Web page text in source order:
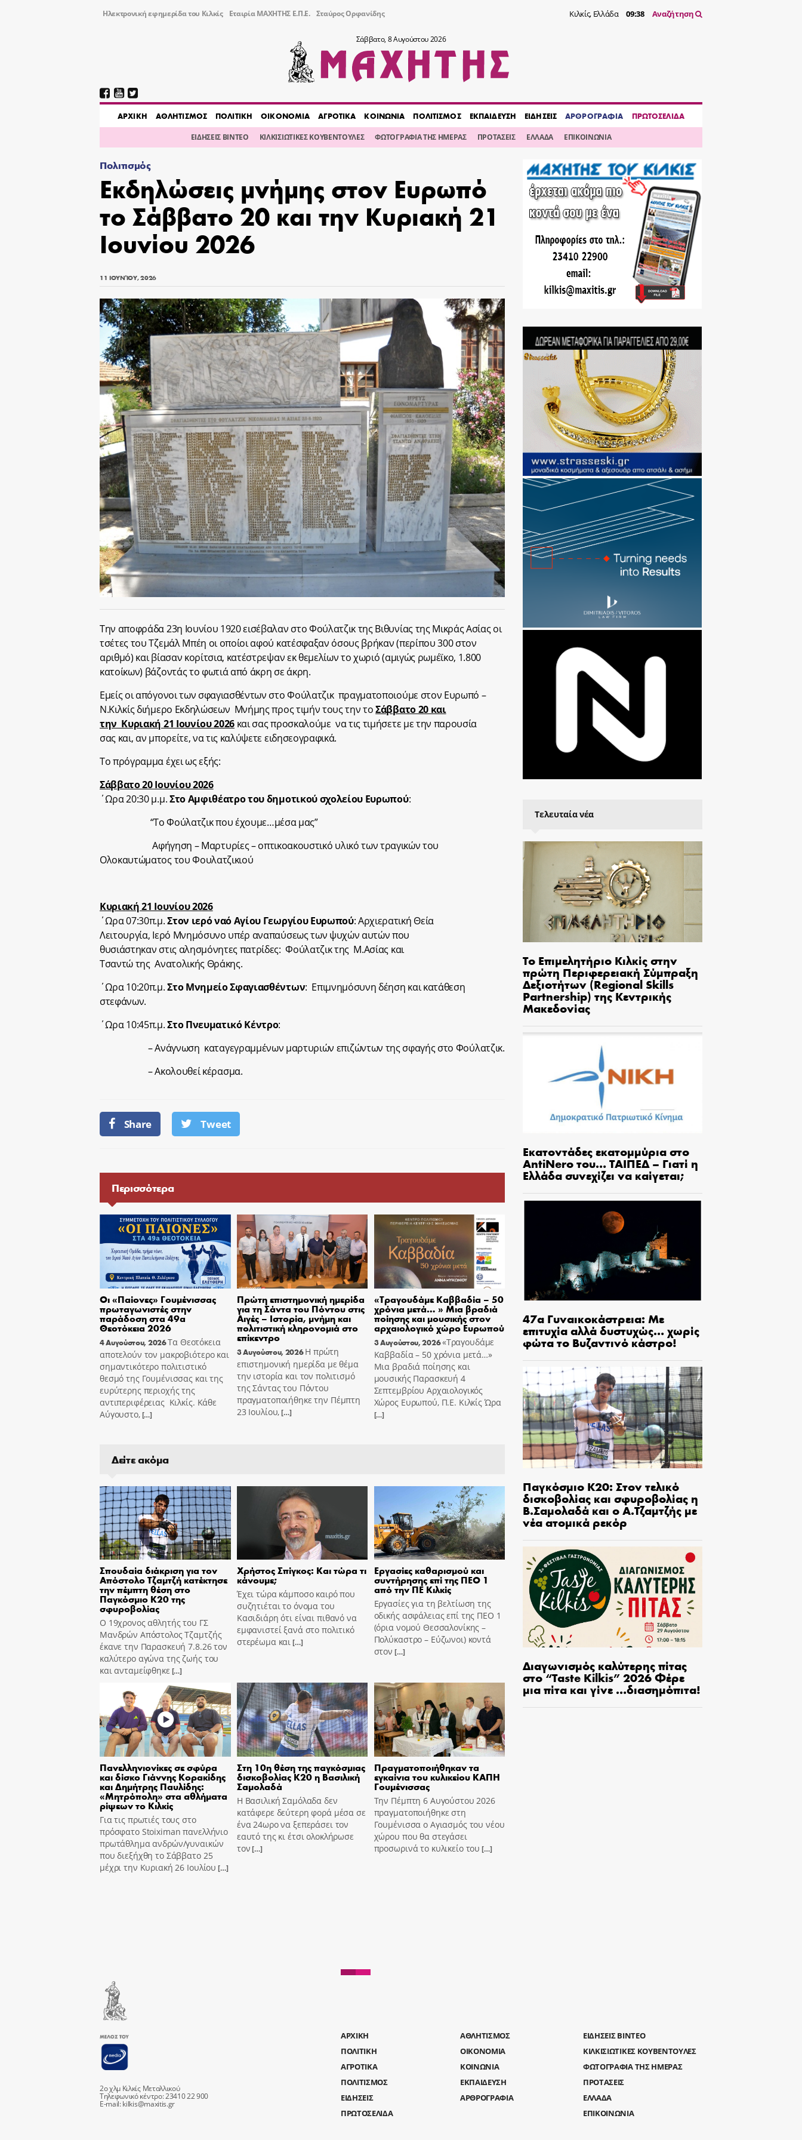
Ηλεκτρονική εφημερίδα του Κιλκίς Εταιρία ΜΑΧΗΤΗΣ Ε.Π.Ε. Σταύρος Ορφανίδης Κιλκίς, Ελλάδα 09:38 Αναζήτηση
Σάββατο, 8 Αυγούστου 2026
AΡΧΙΚΗ ΑΘΛΗΤΙΣΜΟΣ ΠΟΛΙΤΙΚΗ ΟΙΚΟΝΟΜΙΑ ΑΓΡΟΤΙΚΑ ΚΟΙΝΩΝΙΑ ΠΟΛΙΤΙΣΜΟΣ ΕΚΠΑΙΔΕΥΣΗ ΕΙΔΗΣΕΙΣ ΑΡΘΡΟΓΡΑΦΙΑ ΠΡΩΤΟΣΕΛΙΔΑ
ΕΙΔΗΣΕΙΣ ΒΙΝΤΕΟ ΚΙΛΚΙΣΙΩΤΙΚΕΣ ΚΟΥΒΕΝΤΟΥΛΕΣ ΦΩΤΟΓΡΑΦΙΑ ΤΗΣ ΗΜΕΡΑΣ ΠΡΟΤΑΣΕΙΣ ΕΛΛΑΔΑ ΕΠΙΚΟΙΝΩΝΙΑ
Πολιτισμός
Εκδηλώσεις μνήμης στον Ευρωπό
το Σάββατο 20 και την Κυριακή 21
Ιουνίου 2026
11 ΙΟΥΝΊΟΥ, 2026
Την αποφράδα 23η Ιουνίου 1920 εισέβαλαν στο Φούλατζικ της Βιθυνίας της Μικράς Ασίας οι
τσέτες του Τζεμάλ Μπέη οι οποίοι αφού κατέσφαξαν όσους βρήκαν (περίπου 300 στον
αριθμό) και βίασαν κορίτσια, κατέστρεψαν εκ θεμελίων το χωριό (αμιγώς ρωμέϊκο, 1.800
κατοίκων) βάζοντάς το φωτιά από άκρη σε άκρη.
Εμείς οι απόγονοι των σφαγιασθέντων στο Φούλατζικ πραγματοποιούμε στον Ευρωπό –
Ν.Κιλκίς διήμερο Εκδηλώσεων Μνήμης προς τιμήν τους την τοΣάββατο 20 και
την Κυριακή 21 Ιουνίου 2026 και σας προσκαλούμε να τις τιμήσετε με την παρουσία
σας και, αν μπορείτε, να τις καλύψετε ειδησεογραφικά.
Το πρόγραμμα έχει ως εξής:
Σάββατο 20 Ιουνίου 2026
΄Ωρα 20:30 μ.μ.Στο Αμφιθέατρο του δημοτικού σχολείου Ευρωπού:
“Το Φούλατζικ που έχουμε…μέσα μας”
Αφήγηση – Μαρτυρίες – οπτικοακουστικό υλικό των τραγικών του
Ολοκαυτώματος του Φουλατζικιού
Κυριακή 21 Ιουνίου 2026
΄Ωρα 07:30π.μ.Στον ιερό ναό Αγίου Γεωργίου Ευρωπού: Αρχιερατική Θεία
Λειτουργία, Ιερό Μνημόσυνο υπέρ αναπαύσεως των ψυχών αυτών που
θυσιάστηκαν στις αλησμόνητες πατρίδες: Φούλατζικ της Μ.Ασίας και
Τσαντώ της Ανατολικής Θράκης.
΄Ωρα 10:20π.μ.Στο Μνημείο Σφαγιασθέντων: Επιμνημόσυνη δέηση και κατάθεση
στεφάνων.
΄Ωρα 10:45π.μ.Στο Πνευματικό Κέντρο:
– Ανάγνωση καταγεγραμμένων μαρτυριών επιζώντων της σφαγής στο Φούλατζικ.
– Ακολουθεί κέρασμα.
Share Tweet
Περισσότερα
Οι «Παίονες» Γουμένισσας
πρωταγωνιστές στην
παράδοση στα 49α
Θεοτόκεια 2026
4 Αυγούστου, 2026Τα Θεοτόκεια
αποτελούν τον μακροβιότερο και
σημαντικότερο πολιτιστικό
θεσμό της Γουμένισσας και της
ευρύτερης περιοχής της
αντιπεριφέρειας Κιλκίς. Κάθε
Αύγουστο,[…]
Πρώτη επιστημονική ημερίδα
για τη Σάντα του Πόντου στις
Αιγές – Ιστορία, μνήμη και
πολιτιστική κληρονομιά στο
επίκεντρο
3 Αυγούστου, 2026 Η πρώτη
επιστημονική ημερίδα με θέμα
την ιστορία και τον πολιτισμό
της Σάντας του Πόντου
πραγματοποιήθηκε την Πέμπτη
23 Ιουλίου,[…]
«Τραγουδάμε Καββαδία – 50
χρόνια μετά… » Μια βραδιά
ποίησης και μουσικής στον
αρχαιολογικό χώρο Ευρωπού
3 Αυγούστου, 2026«Τραγουδάμε
Καββαδία – 50 χρόνια μετά…»
Μια βραδιά ποίησης και
μουσικής Παρασκευή 4
Σεπτεμβρίου Αρχαιολογικός
Χώρος Ευρωπού, Π.Ε. Κιλκίς Ώρα
[…]
Δείτε ακόμα
Σπουδαία διάκριση για τον
Απόστολο Τζαμτζή κατέκτησε
την πέμπτη θέση στο
Παγκόσμιο Κ20 της
σφυροβολίας
Ο 19χρονος αθλητής του ΓΣ
Μανδρών Απόστολος Τζαμτζής
έκανε την Παρασκευή 7.8.26 τον
καλύτερο αγώνα της ζωής του
και ανταμείφθηκε […]
Χρήστος Σπίγκος: Και τώρα τι
κάνουμε;
Έχει τώρα κάμποσο καιρό που
συζητιέται το όνομα του
Κασιδιάρη ότι είναι πιθανό να
εμφανιστεί ξανά στο πολιτικό
στερέωμα και[…]
Εργασίες καθαρισμού και
συντήρησης επί της ΠΕΟ 1
από την ΠΕ Κιλκίς
Εργασίες για τη βελτίωση της
οδικής ασφάλειας επί της ΠΕΟ 1
(όρια νομού Θεσσαλονίκης –
Πολύκαστρο – Εύζωνοι) κοντά
στον […]
Πανελληνιονίκες σε σφύρα
και δίσκο Γιάννης Κορακίδης
και Δημήτρης Παυλίδης:
«Μητρόπολη» στα αθλήματα
ρίψεων το Κιλκίς
Για τις πρωτιές τους στο
πρόσφατο Stoiximan πανελλήνιο
πρωτάθλημα ανδρών/γυναικών
που διεξήχθη το Σάββατο 25
μέχρι την Κυριακή 26 Ιουλίου […]
Στη 10η θέση της παγκόσμιας
δισκοβολίας Κ20 η Βασιλική
Σαμολαδά
Η Βασιλική Σαμόλαδα δεν
κατάφερε δεύτερη φορά μέσα σε
ένα 24ωρο να ξεπεράσει τον
εαυτό της κι έτσι ολοκλήρωσε
τον[…]
Πραγματοποιήθηκαν τα
εγκαίνια του κυλικείου ΚΑΠΗ
Γουμένισσας
Την Πέμπτη 6 Αυγούστου 2026
πραγματοποιήθηκε στη
Γουμένισσα ο Αγιασμός του νέου
χώρου που θα στεγάσει
προσωρινά το κυλικείο του […]
Τελευταία νέα
Το Επιμελητήριο Κιλκίς στην
πρώτη Περιφερειακή Σύμπραξη
Δεξιοτήτων (Regional Skills
Partnership) της Κεντρικής
Μακεδονίας
Εκατοντάδες εκατομμύρια στο
AntiNero του… ΤΑΙΠΕΔ – Γιατί η
Ελλάδα συνεχίζει να καίγεται;
47α Γυναικοκάστρεια: Με
επιτυχία αλλά δυστυχώς… χωρίς
φώτα το Βυζαντινό κάστρο!
Παγκόσμιο Κ20: Στον τελικό
δισκοβολίας και σφυροβολίας η
Β.Σαμολαδά και ο Α.Τζαμτζής με
νέα ατομικά ρεκόρ
Διαγωνισμός καλύτερης πίτας
στο “Taste Kilkis” 2026 Φέρε
μια πίτα και γίνε …διασημόπιτα!
2ο χλμ Κιλκίς Μεταλλικού
Τηλεφωνικό κέντρο: 23410 22 900
E-mail:kilkis@maxitis.gr
AΡΧΙΚΗ
ΑΘΛΗΤΙΣΜΟΣ
ΠΟΛΙΤΙΚΗ
ΟΙΚΟΝΟΜΙΑ
ΑΓΡΟΤΙΚΑ
ΚΟΙΝΩΝΙΑ
ΠΟΛΙΤΙΣΜΟΣ
ΕΚΠΑΙΔΕΥΣΗ
ΕΙΔΗΣΕΙΣ
ΑΡΘΡΟΓΡΑΦΙΑ
ΠΡΩΤΟΣΕΛΙΔΑ
ΕΙΔΗΣΕΙΣ ΒΙΝΤΕΟ
ΚΙΛΚΙΣΙΩΤΙΚΕΣ ΚΟΥΒΕΝΤΟΥΛΕΣ
ΦΩΤΟΓΡΑΦΙΑ ΤΗΣ ΗΜΕΡΑΣ
ΠΡΟΤΑΣΕΙΣ
ΕΛΛΑΔΑ
ΕΠΙΚΟΙΝΩΝΙΑ